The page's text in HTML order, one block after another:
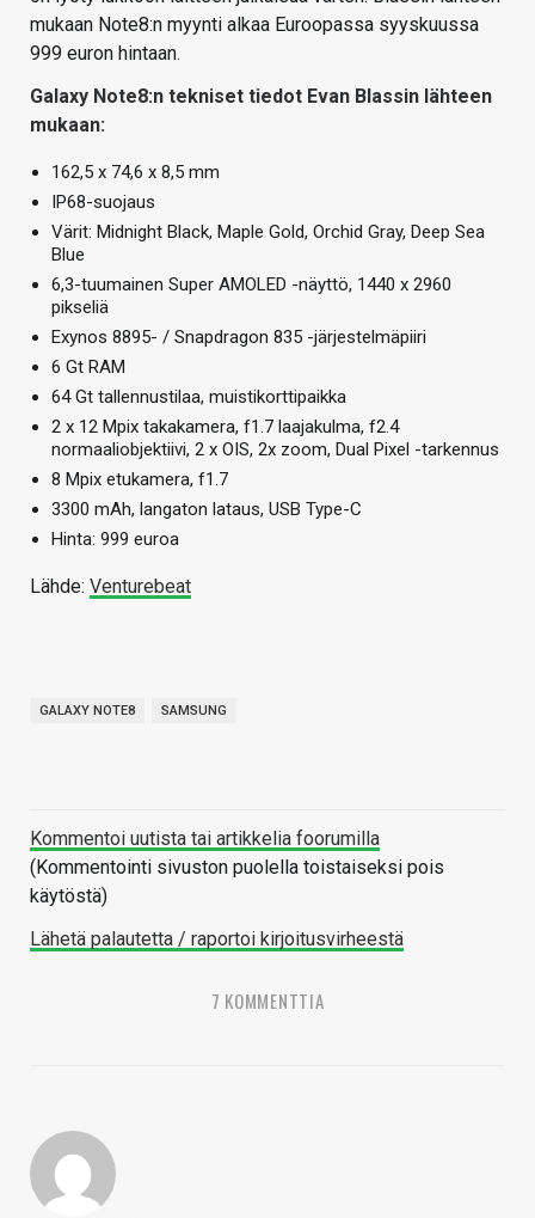
mukaan Note8:n myynti alkaa Euroopassa syyskuussa
999 euron hintaan.
Galaxy Note8:n tekniset tiedot Evan Blassin lähteen
mukaan:
162,5 x 74,6 x 8,5 mm
IP68-suojaus
Värit: Midnight Black, Maple Gold, Orchid Gray, Deep Sea
Blue
6,3-tuumainen Super AMOLED -näyttö, 1440 x 2960
pikseliä
Exynos 8895- / Snapdragon 835 -järjestelmäpiiri
6 Gt RAM
64 Gt tallennustilaa, muistikorttipaikka
2 x 12 Mpix takakamera, f1.7 laajakulma, f2.4
normaaliobjektiivi, 2 x OIS, 2x zoom, Dual Pixel -tarkennus
8 Mpix etukamera, f1.7
3300 mAh, langaton lataus, USB Type-C
Hinta: 999 euroa
Lähde: Venturebeat
GALAXY NOTE8 SAMSUNG
Kommentoi uutista tai artikkelia foorumilla
(Kommentointi sivuston puolella toistaiseksi pois
käytöstä)
Lähetä palautetta / raportoi kirjoitusvirheestä
7 KOMMENTTIA